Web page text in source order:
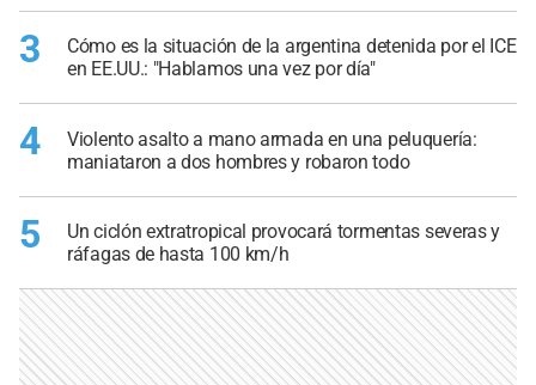
3
Cómo es la situación de la argentina detenida por el ICE
en EE.UU.: "Hablamos una vez por día"
4
Violento asalto a mano armada en una peluquería:
maniataron a dos hombres y robaron todo
5
Un ciclón extratropical provocará tormentas severas y
ráfagas de hasta 100 km/h